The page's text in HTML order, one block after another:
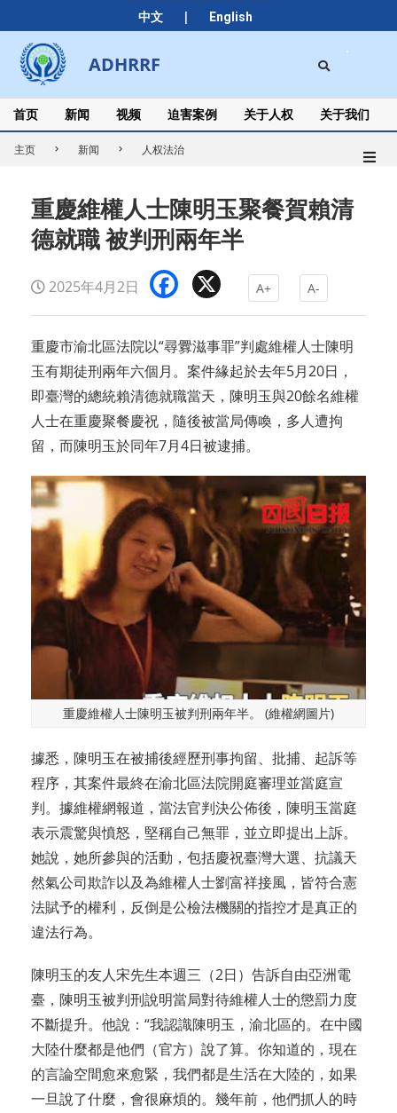
中文 | English
to
content
ADHRRF
Secondary
Navigation
Menu
首页 新闻 视频 迫害案例 关于人权 关于我们
主页 新闻 人权法治
重慶維權人士陳明玉聚餐賀賴清
德就職 被判刑兩年半
2025年4月2日 Facebook A+ A-
重慶市渝北區法院以“尋釁滋事罪”判處維權人士陳明
玉有期徒刑兩年六個月。案件緣起於去年5月20日，
即臺灣的總統賴清德就職當天，陳明玉與20餘名維權
人士在重慶聚餐慶祝，隨後被當局傳喚，多人遭拘
留，而陳明玉於同年7月4日被逮捕。
重慶維權人士陳明玉被判刑兩年半。 (維權網圖片)
據悉，陳明玉在被捕後經歷刑事拘留、批捕、起訴等
程序，其案件最終在渝北區法院開庭審理並當庭宣
判。據維權網報道，當法官判決公佈後，陳明玉當庭
表示震驚與憤怒，堅稱自己無罪，並立即提出上訴。
她說，她所參與的活動，包括慶祝臺灣大選、抗議天
然氣公司欺詐以及為維權人士劉富祥接風，皆符合憲
法賦予的權利，反倒是公檢法機關的指控才是真正的
違法行為。
陳明玉的友人宋先生本週三（2日）告訴自由亞洲電
臺，陳明玉被判刑說明當局對待維權人士的懲罰力度
不斷提升。他說：“我認識陳明玉，渝北區的。在中國
大陸什麼都是他們（官方）說了算。你知道的，現在
的言論空間愈來愈緊，我們都是生活在大陸的，如果
一旦說了什麼，會很麻煩的。幾年前，他們抓人的時